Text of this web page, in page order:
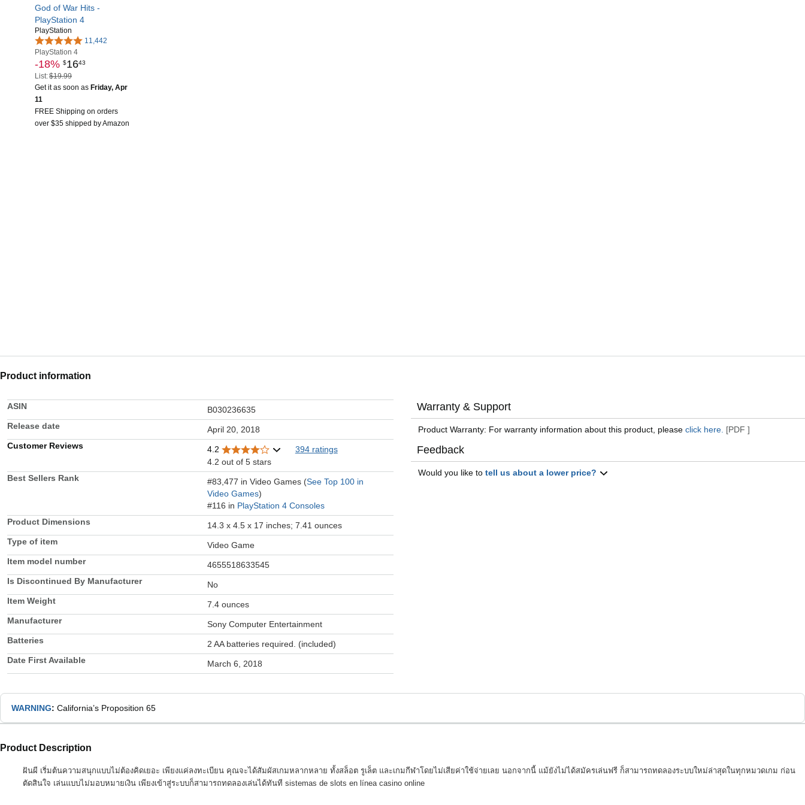
God of War Hits -
PlayStation 4
PlayStation
11,442
PlayStation 4
-18% $1643
List:$19.99
Get it as soon as Friday, Apr
11
FREE Shipping on orders
over $35 shipped by Amazon
Product information
ASIN
B030236635
Release date
April 20, 2018
Customer Reviews
4.2
394 ratings
4.2 out of 5 stars
Best Sellers Rank
#83,477 in Video Games (See Top 100 in
Video Games)
#116 in PlayStation 4 Consoles
Product Dimensions
14.3 x 4.5 x 17 inches; 7.41 ounces
Type of item
Video Game
Item model number
4655518633545
Is Discontinued By Manufacturer
No
Item Weight
7.4 ounces
Manufacturer
Sony Computer Entertainment
Batteries
2 AA batteries required. (included)
Date First Available
March 6, 2018
Warranty & Support
Product Warranty: For warranty information about this product, pleaseclick here. [PDF ]
Feedback
Would you like totell us about a lower price?
WARNING: California’s Proposition 65
Product Description
ฝันผี เริ่มต้นความสนุกแบบไม่ต้องคิดเยอะ เพียงแค่ลงทะเบียน คุณจะได้สัมผัสเกมหลากหลาย ทั้งสล็อต รูเล็ต และเกมกีฬาโดยไม่เสียค่าใช้จ่ายเลย นอกจากนี้ แม้ยังไม่ได้สมัครเล่นฟรี ก็สามารถทดลองระบบใหม่ล่าสุดในทุกหมวดเกม ก่อน
ตัดสินใจ เล่นแบบไม่มอบหมายเงิน เพียงเข้าสู่ระบบก็สามารถทดลองเล่นได้ทันที sistemas de slots en línea casino online